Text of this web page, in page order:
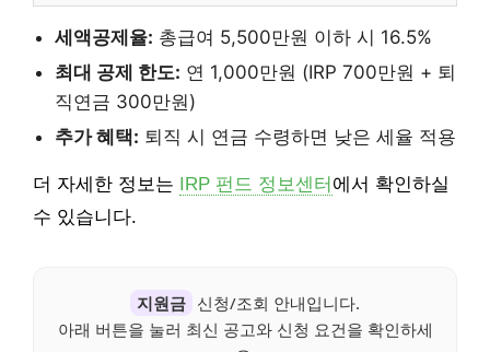
세액공제율: 총급여 5,500만원 이하 시 16.5%
최대 공제 한도: 연 1,000만원 (IRP 700만원 + 퇴
직연금 300만원)
추가 혜택: 퇴직 시 연금 수령하면 낮은 세율 적용
더 자세한 정보는 IRP 펀드 정보센터 에서 확인하실
수 있습니다.
지원금 신청/조회 안내입니다.
아래 버튼을 눌러 최신 공고와 신청 요건을 확인하세